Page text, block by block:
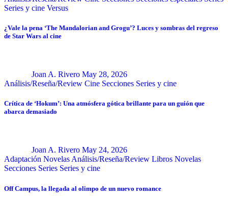
Series y cine Versus
¿Vale la pena ‘The Mandalorian and Grogu’? Luces y sombras del regreso
de Star Wars al cine
Joan A. Rivero May 28, 2026
Análisis/Reseña/Review Cine Secciones Series y cine
Crítica de ‘Hokum’: Una atmósfera gótica brillante para un guión que
abarca demasiado
Joan A. Rivero May 24, 2026
Adaptación Novelas Análisis/Reseña/Review Libros Novelas
Secciones Series Series y cine
Off Campus, la llegada al olimpo de un nuevo romance